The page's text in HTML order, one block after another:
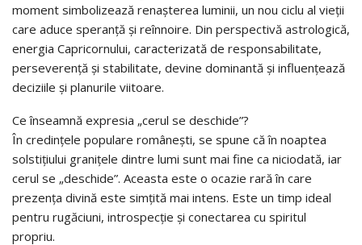
moment simbolizează renașterea luminii, un nou ciclu al vieții
care aduce speranță și reînnoire. Din perspectivă astrologică,
energia Capricornului, caracterizată de responsabilitate,
perseverență și stabilitate, devine dominantă și influențează
deciziile și planurile viitoare.
Ce înseamnă expresia „cerul se deschide”?
În credințele populare românești, se spune că în noaptea
solstițiului granițele dintre lumi sunt mai fine ca niciodată, iar
cerul se „deschide”. Aceasta este o ocazie rară în care
prezența divină este simțită mai intens. Este un timp ideal
pentru rugăciuni, introspecție și conectarea cu spiritul
propriu.